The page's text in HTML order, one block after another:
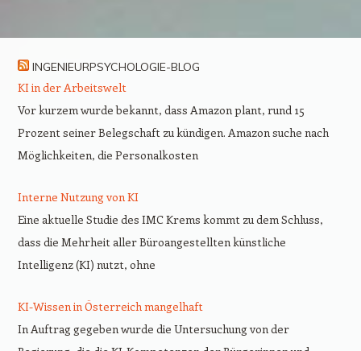
INGENIEURPSYCHOLOGIE-BLOG
KI in der Arbeitswelt
Vor kurzem wurde bekannt, dass Amazon plant, rund 15
Prozent seiner Belegschaft zu kündigen. Amazon suche nach
Möglichkeiten, die Personalkosten
Interne Nutzung von KI
Eine aktuelle Studie des IMC Krems kommt zu dem Schluss,
dass die Mehrheit aller Büroangestellten künstliche
Intelligenz (KI) nutzt, ohne
KI-Wissen in Österreich mangelhaft
In Auftrag gegeben wurde die Untersuchung von der